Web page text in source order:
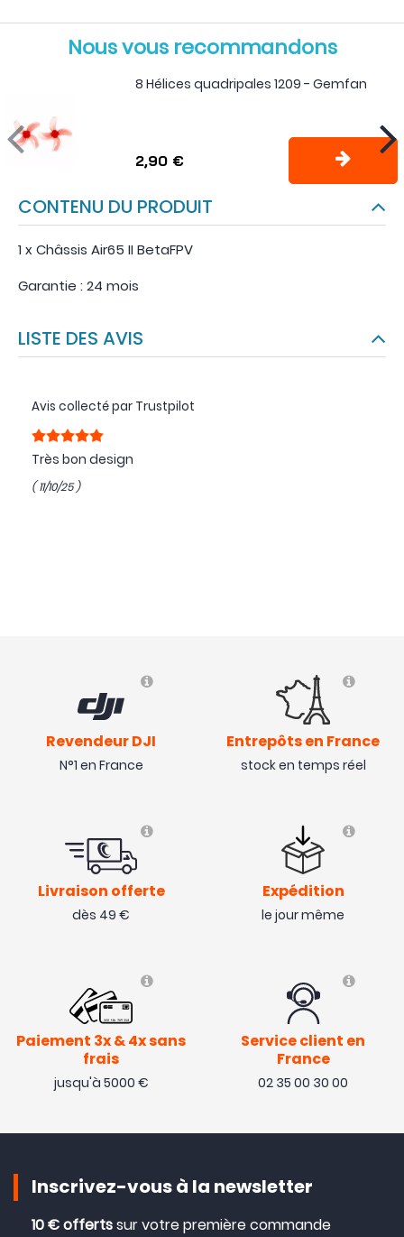
Nous vous recommandons
8 Hélices quadripales 1209 - Gemfan
2,90 €
CONTENU DU PRODUIT
1 x Châssis Air65 II BetaFPV
Garantie : 24 mois
LISTE DES AVIS
Avis collecté par Trustpilot
Très bon design
( 11/10/25 )
Revendeur DJI
N°1 en France
Entrepôts en France
stock en temps réel
Livraison offerte
dès 49 €
Expédition
le jour même
Paiement 3x & 4x sans
frais
jusqu'à 5000 €
Service client en
France
02 35 00 30 00
Inscrivez-vous à la newsletter
10 € offertssur votre première commande